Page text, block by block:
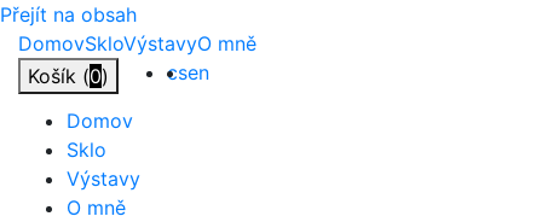
Přejít na obsah
DomovSkloVýstavyO mně
Košík (0) csen
Domov
Sklo
Výstavy
O mně